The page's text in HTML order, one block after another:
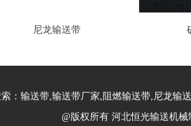
尼龙输送带
：输送带,输送带厂家,阻燃输送带,尼龙输
@版权所有 河北恒光输送机械